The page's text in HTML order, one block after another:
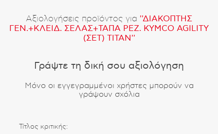
Αξιολογήσεις προϊόντος για
ΔΙΑΚΟΠΤΗΣ
ΓΕΝ.+ΚΛΕΙΔ. ΣΕΛΑΣ+ΤΑΠΑ ΡΕΖ. KYMCO AGILITY
(ΣΕΤ) TITAN
Γράψτε τη δική σου αξιολόγηση
Μόνο οι εγγεγραμμένοι χρήστες μπορούν να
γράψουν σχόλια
Τίτλος κριτικής: